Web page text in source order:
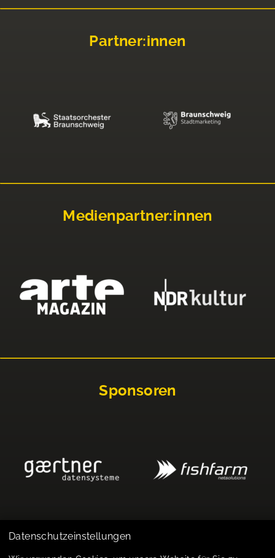
Partner:innen
Medienpartner:innen
Sponsoren
Datenschutzeinstellungen